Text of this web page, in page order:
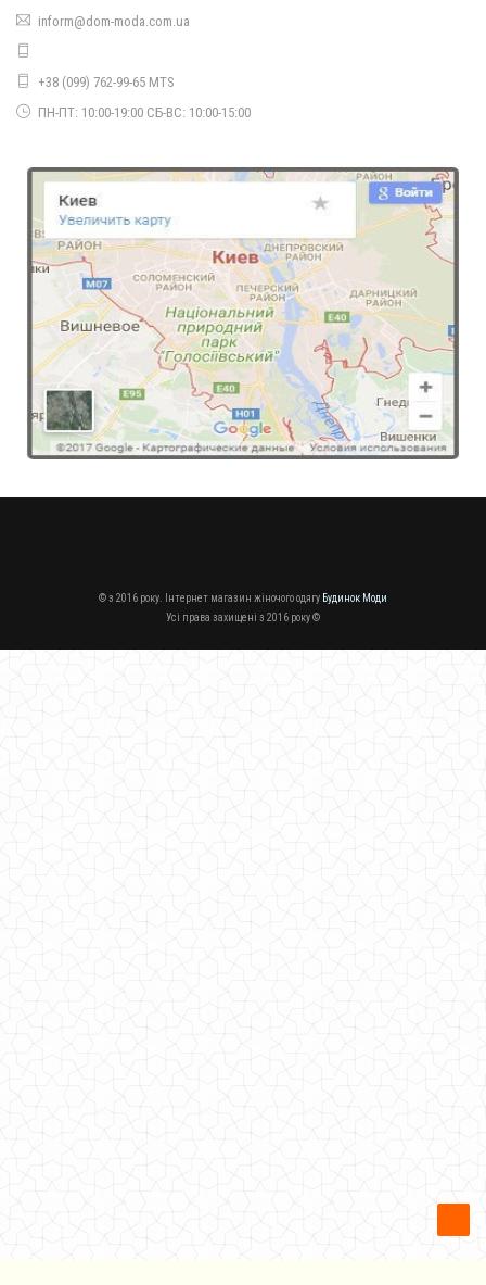
Тепла жіноча кофта худі на флісі великого розміру
850.00грн.
Тепла жіноча кофта худі на хутрі
860.00грн.
Жіноча подовжена тепла в'язана кофта великого розміру
750.00грн.
Тепла жіноча кофта з довгим рукавом (подвійна ангора)
670.00грн.
Тепла жіноча туніка із капюшоном і хутром великого розміру
730.00грн.
Тепла жіноча туніка із капюшоном і хутром
700.00грн.
Тепла жіноча туніка із поясом
330.00грн.
inform@dom-moda.com.ua
+38 (099) 762-99-65 MTS
ПН-ПТ: 10:00-19:00 СБ-ВС: 10:00-15:00
© з 2016 року. Інтернет магазин жіночого одягу Будинок Моди
Усі права захищені з 2016 року ©